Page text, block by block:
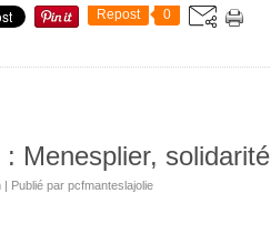
Repost 0
Menesplier, solidarité
| Publié par pcfmanteslajolie